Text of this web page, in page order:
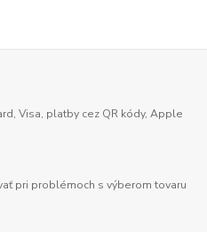
Visa, platby cez QR kódy, Apple
pri problémoch s výberom tovaru